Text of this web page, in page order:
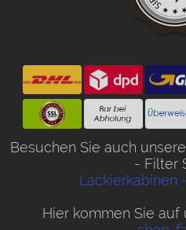
Besuchen Sie auch
- Filter
Lackierkabinen
Hier kommen Sie auf